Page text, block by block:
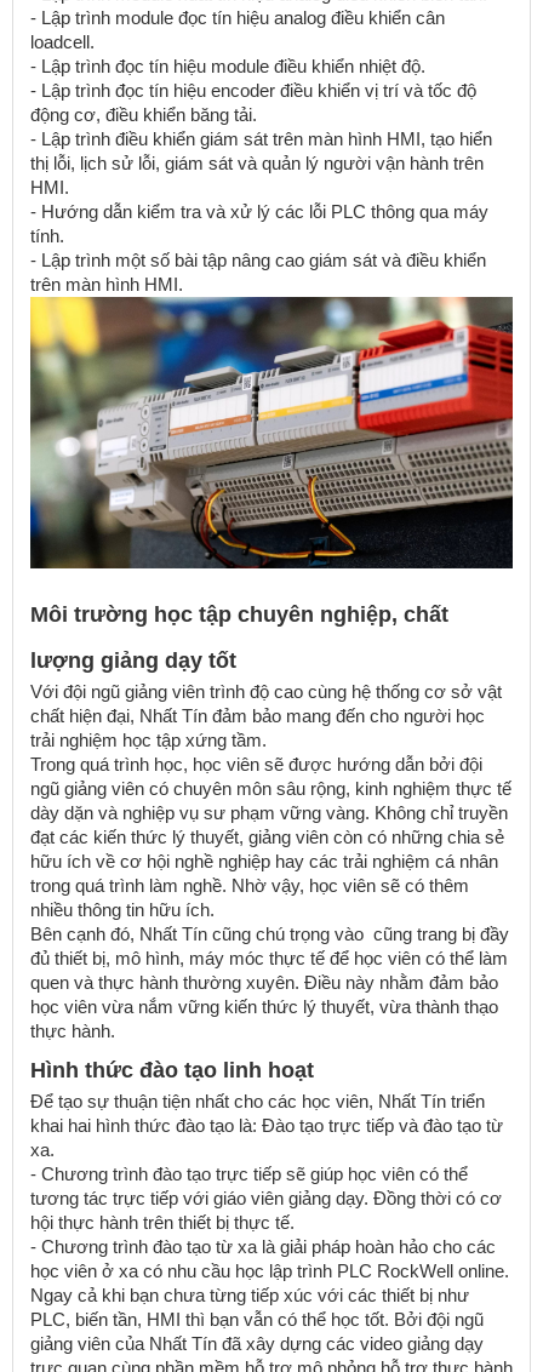
- Lập trình module đọc tín hiệu analog điều khiển cân
loadcell.
- Lập trình đọc tín hiệu module điều khiển nhiệt độ.
- Lập trình đọc tín hiệu encoder điều khiển vị trí và tốc độ
động cơ, điều khiển băng tải.
- Lập trình điều khiển giám sát trên màn hình HMI, tạo hiển
thị lỗi, lịch sử lỗi, giám sát và quản lý người vận hành trên
HMI.
- Hướng dẫn kiểm tra và xử lý các lỗi PLC thông qua máy
tính.
- Lập trình một số bài tập nâng cao giám sát và điều khiển
trên màn hình HMI.
Môi trường học tập chuyên nghiệp, chất
lượng giảng dạy tốt
Với đội ngũ giảng viên trình độ cao cùng hệ thống cơ sở vật
chất hiện đại, Nhất Tín đảm bảo mang đến cho người học
trải nghiệm học tập xứng tầm.
Trong quá trình học, học viên sẽ được hướng dẫn bởi đội
ngũ giảng viên có chuyên môn sâu rộng, kinh nghiệm thực tế
dày dặn và nghiệp vụ sư phạm vững vàng. Không chỉ truyền
đạt các kiến thức lý thuyết, giảng viên còn có những chia sẻ
hữu ích về cơ hội nghề nghiệp hay các trải nghiệm cá nhân
trong quá trình làm nghề. Nhờ vậy, học viên sẽ có thêm
nhiều thông tin hữu ích.
Bên cạnh đó, Nhất Tín cũng chú trọng vào cũng trang bị đầy
đủ thiết bị, mô hình, máy móc thực tế để học viên có thể làm
quen và thực hành thường xuyên. Điều này nhằm đảm bảo
học viên vừa nắm vững kiến thức lý thuyết, vừa thành thạo
thực hành.
Hình thức đào tạo linh hoạt
Để tạo sự thuận tiện nhất cho các học viên, Nhất Tín triển
khai hai hình thức đào tạo là: Đào tạo trực tiếp và đào tạo từ
xa.
- Chương trình đào tạo trực tiếp sẽ giúp học viên có thể
tương tác trực tiếp với giáo viên giảng dạy. Đồng thời có cơ
hội thực hành trên thiết bị thực tế.
- Chương trình đào tạo từ xa là giải pháp hoàn hảo cho các
học viên ở xa có nhu cầu học lập trình PLC RockWell online.
Ngay cả khi bạn chưa từng tiếp xúc với các thiết bị như
PLC, biến tần, HMI thì bạn vẫn có thể học tốt. Bởi đội ngũ
giảng viên của Nhất Tín đã xây dựng các video giảng dạy